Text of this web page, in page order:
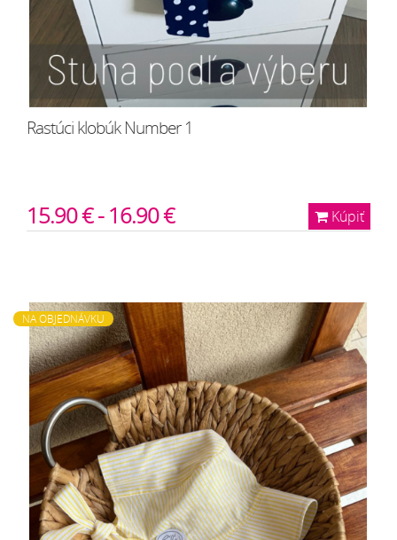
Rastúci klobúk Number 1
Kúpiť
15.90 € - 16.90 €
NA OBJEDNÁVKU